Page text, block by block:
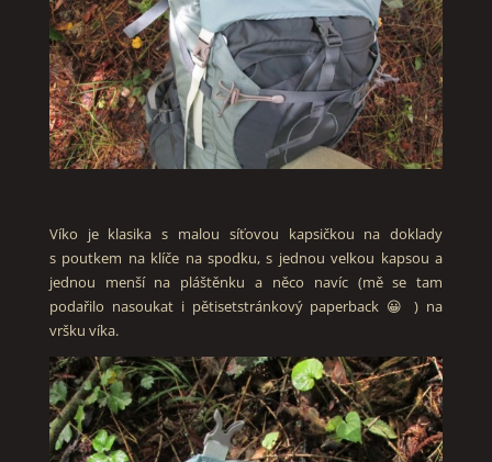
Víko je klasika s malou síťovou kapsičkou na doklady
s poutkem na klíče na spodku, s jednou velkou kapsou a
jednou menší na pláštěnku a něco navíc (mě se tam
podařilo nasoukat i pětisetstránkový paperback 😀 ) na
vršku víka.